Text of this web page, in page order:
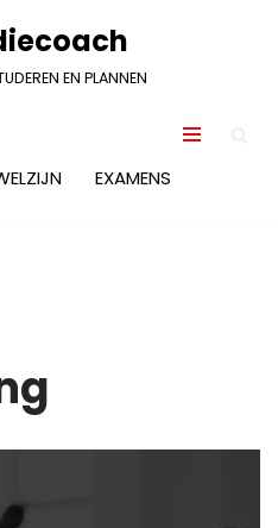
EN PLANNEN
EXAMENS